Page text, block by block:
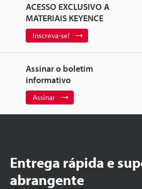
ACESSO EXCLUSIVO A
MATERIAIS KEYENCE
Inscreva-se!
Assinar o boletim
informativo
Assinar
Entrega rápida e
abrangente